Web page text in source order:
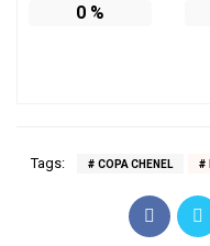
0%
Tags: COPA CHENEL